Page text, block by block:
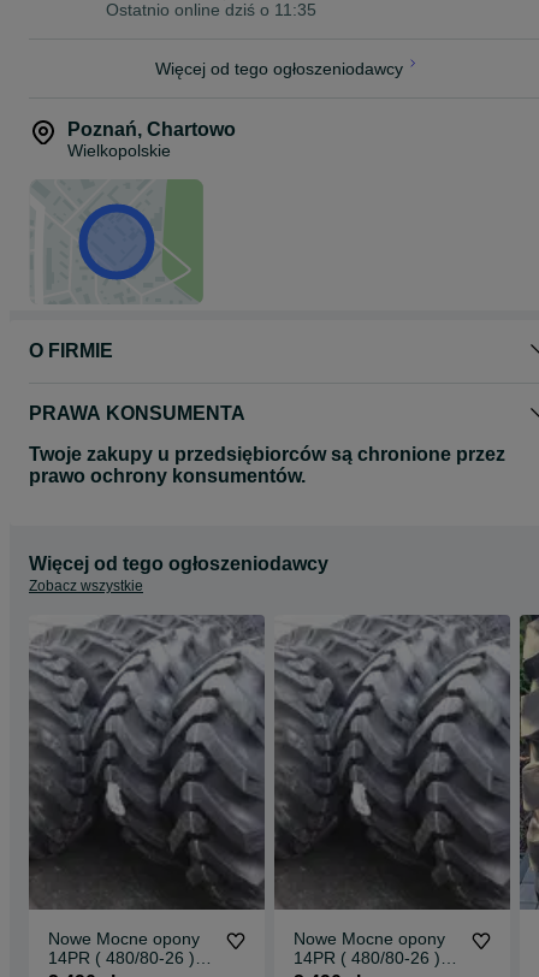
Ostatnio online dziś o 11:35
Więcej od tego ogłoszeniodawcy
Poznań, Chartowo
Wielkopolskie
O FIRMIE
PRAWA KONSUMENTA
Twoje zakupy u przedsiębiorców są chronione przez
prawo ochrony konsumentów.
Więcej od tego ogłoszeniodawcy
Zobacz wszystkie
Nowe Mocne opony
14PR ( 480/80-26 )
Nowe Mocne opony
14PR ( 480/80-26 )